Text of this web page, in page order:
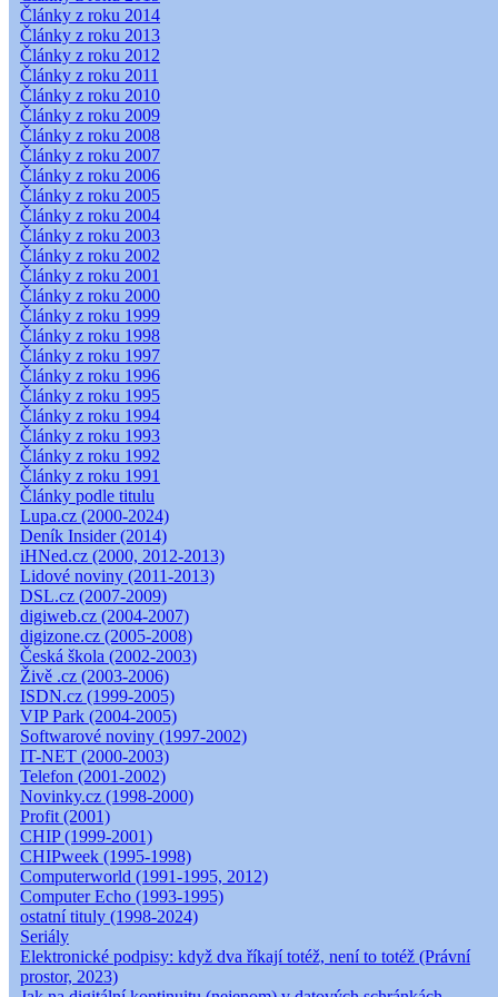
Články z roku 2014
Články z roku 2013
Články z roku 2012
Články z roku 2011
Články z roku 2010
Články z roku 2009
Články z roku 2008
Články z roku 2007
Články z roku 2006
Články z roku 2005
Články z roku 2004
Články z roku 2003
Články z roku 2002
Články z roku 2001
Články z roku 2000
Články z roku 1999
Články z roku 1998
Články z roku 1997
Články z roku 1996
Články z roku 1995
Články z roku 1994
Články z roku 1993
Články z roku 1992
Články z roku 1991
Články podle titulu
Lupa.cz (2000-2024)
Deník Insider (2014)
iHNed.cz (2000, 2012-2013)
Lidové noviny (2011-2013)
DSL.cz (2007-2009)
digiweb.cz (2004-2007)
digizone.cz (2005-2008)
Česká škola (2002-2003)
Živě .cz (2003-2006)
ISDN.cz (1999-2005)
VIP Park (2004-2005)
Softwarové noviny (1997-2002)
IT-NET (2000-2003)
Telefon (2001-2002)
Novinky.cz (1998-2000)
Profit (2001)
CHIP (1999-2001)
CHIPweek (1995-1998)
Computerworld (1991-1995, 2012)
Computer Echo (1993-1995)
ostatní tituly (1998-2024)
Seriály
Elektronické podpisy: když dva říkají totéž, není to totéž (Právní
prostor, 2023)